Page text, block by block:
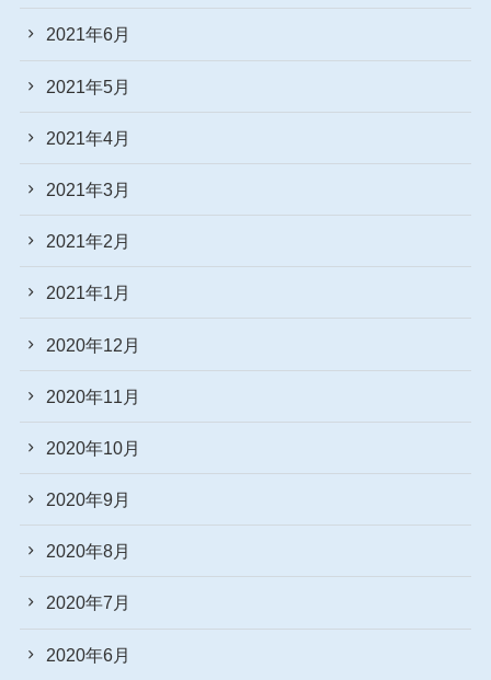
2021年6月
2021年5月
2021年4月
2021年3月
2021年2月
2021年1月
2020年12月
2020年11月
2020年10月
2020年9月
2020年8月
2020年7月
2020年6月